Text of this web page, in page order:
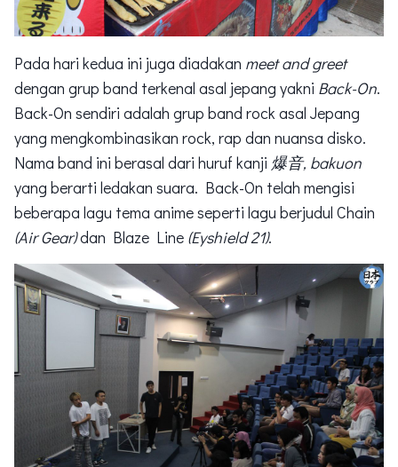
Pada hari kedua ini juga diadakan meet and greet
dengan grup band terkenal asal jepang yakni Back-On.
Back-On sendiri adalah grup band rock asal Jepang
yang mengkombinasikan rock, rap dan nuansa disko.
Nama band ini berasal dari huruf kanji 爆音, bakuon
yang berarti ledakan suara. Back-On telah mengisi
beberapa lagu tema anime seperti lagu berjudul Chain
(Air Gear)dan Blaze Line (Eyshield 21).